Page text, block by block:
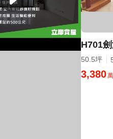
H701
50.5坪
3,380